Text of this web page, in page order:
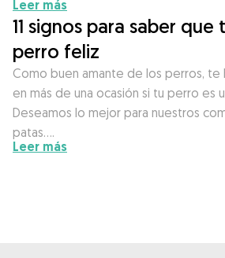
Leer más
11 signos para saber que
perro feliz
Como buen amante de los perros, te
en más de una ocasión si tu perro es
Deseamos lo mejor para nuestros
patas….
Leer más